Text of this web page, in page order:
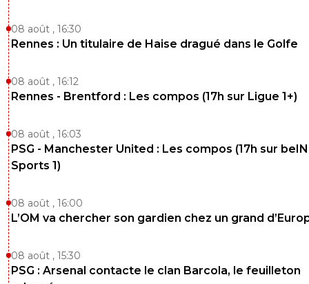
08 août , 16:30
Rennes : Un titulaire de Haise dragué dans le Golfe
08 août , 16:12
Rennes - Brentford : Les compos (17h sur Ligue 1+)
08 août , 16:03
PSG - Manchester United : Les compos (17h sur beIN
Sports 1)
08 août , 16:00
L’OM va chercher son gardien chez un grand
08 août , 15:30
PSG : Arsenal contacte le clan Barcola, le feuilleton